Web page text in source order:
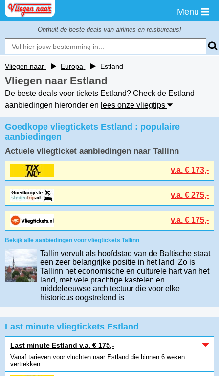
Menu
Onthult de beste deals van airlines en reisbureaus!
Vliegen naar Europa Estland
Vliegen naar Estland
De beste deals voor tickets Estland? Check de Estland
aanbiedingen hieronder en lees onze vliegtips
Goedkope vliegtickets Estland : populaire
aanbiedingen
Actuele vliegticket aanbiedingen naar Tallinn
v.a. € 173,-
v.a. € 275,-
v.a. € 175,-
Bekijk alle aanbiedingen voor vliegtickets Tallinn
Tallin vervult als hoofdstad van de Baltische staat
een zeer belangrijke positie in het land. Zo is
Tallinn het economische en culturele hart van het
land, met vele prachtige kastelen en
middeleeuwse architectuur die voor elke
historicus oogstrelend is
Last minute vliegtickets Estland
Last minute Estland v.a. € 175,-
Vanaf tarieven voor vluchten naar Estland die binnen 6 weken
vertrekken